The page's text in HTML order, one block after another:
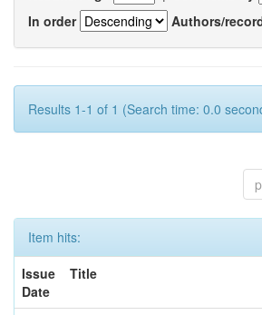
In order
Authors/
Results 1-1 of 1 (Search time: 0.0
Item hits:
Issue
Date
Title